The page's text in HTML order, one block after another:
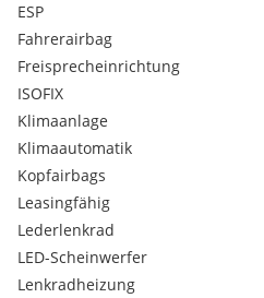
Bremsassistent
Heckscheibenwischer
Ablage- und Staukasten
Außentemperaturanzeige
Climatronic
Dachantenne
Durchladesystem
Energierückgewinnungsanlage
Leselampe
Make-up Spiegel beleuchtet
Radnabenabdeckung
Sprachsteuerung
Touchscreen
ESP
Fahrerairbag
Freisprecheinrichtung
ISOFIX
Klimaanlage
Klimaautomatik
Kopfairbags
Leasingfähig
Lederlenkrad
LED-Scheinwerfer
Lenkradheizung